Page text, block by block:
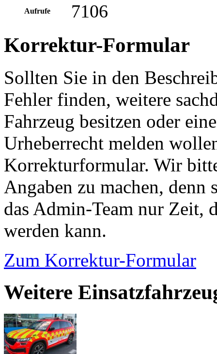
Aufrufe 7106
Korrektur-Formular
Sollten Sie in den
Fehler finden, weitere
Fahrzeug besitzen oder
Urheberrecht melden
Korrekturformular. Wir
Angaben zu machen,
das Admin-Team nur Zeit,
werden kann.
Zum Korrektur-Formular
Weitere